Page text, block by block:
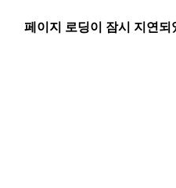
페이지 로딩이 잠시 지연